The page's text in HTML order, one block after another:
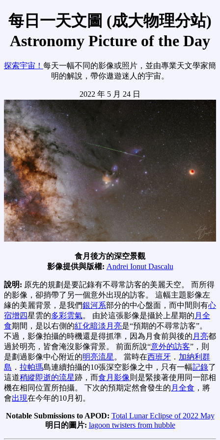
每日一天文圖 (成大物理分站)
Astronomy Picture of the Day
探索宇宙！ 每天一幅不同的影像或照片，並由專業天文學家簡
明的解說，帶你遨遊迷人的宇宙。
2022 年 5 月 24 日
食月後方的深空景觀
影像提供與版權: Andrei Ionut Dascalu
說明: 原先的規劃是要記錄有不尋常訪客的美麗天空。 而所得
的影像，卻捎帶了另一個意外出現的訪客。 這幅主題影像左
緣的美麗背景，是我們銀河系部分的中心盤面，而中間則有心
宿增四星雲的多彩雲氣。 由於這張影像是攝於上星期的 月全
食期間，是以右側的紅化暗淡月亮是“預期的不尋常訪客”。
不過，影像拍攝的時機還是得抓準，因為月食前與後的 月亮都
過於明亮，皆會淹沒影像背景。 前面所說“意外的訪客”，則
是劃過影像中心附近的明亮流星 。 當時在西班牙 ． 加納利群
島 ． 拉帕瑪島連續拍攝的10張深空影像之中，只有一幅記錄了
這道稍縱即逝的流星跡，而食月影像則是緊接著使用同一部相
機在相同位置所拍攝。 下次的預期定然會發生的 月全食 ，將
會出現在今年的10月初。
Notable Submissions to APOD: Total Lunar Eclipse of 2022 May
明日的圖片: lagoon twisters from hubble